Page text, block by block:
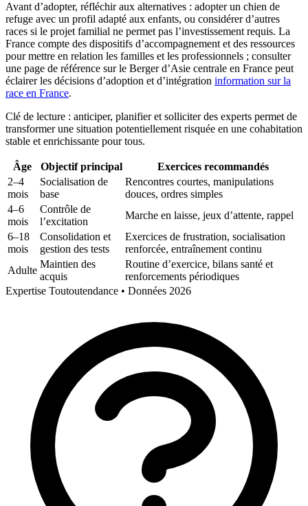
Avant d’adopter, réfléchir aux alternatives : adopter un chien de
refuge avec un profil adapté aux enfants, ou considérer d’autres
races si le projet familial ne permet pas l’investissement requis. La
France compte des dispositifs d’accompagnement et des ressources
pour mettre en relation les familles et les professionnels ; consulter
une page de référence sur le Berger d’Asie centrale en France peut
éclairer les décisions d’adoption et d’intégration information sur la
race en France.
Clé de lecture : anticiper, planifier et solliciter des experts permet de
transformer une situation potentiellement risquée en une cohabitation
stable et enrichissante pour tous.
Âge Objectif principal
Exercices recommandés
2–4
mois
Socialisation de
base
Rencontres courtes, manipulations
douces, ordres simples
4–6
mois
Contrôle de
l’excitation
Marche en laisse, jeux d’attente, rappel
6–18
mois
Consolidation et
gestion des tests
Exercices de frustration, socialisation
renforcée, entraînement continu
Adulte
Maintien des
acquis
Routine d’exercice, bilans santé et
renforcements périodiques
Expertise Toutoutendance • Données 2026